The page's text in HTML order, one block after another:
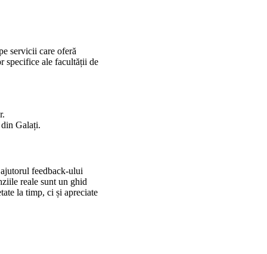
servicii care oferă
specifice ale facultății de
Galați.
feedback-ului
reale sunt un ghid
la timp, ci și apreciate